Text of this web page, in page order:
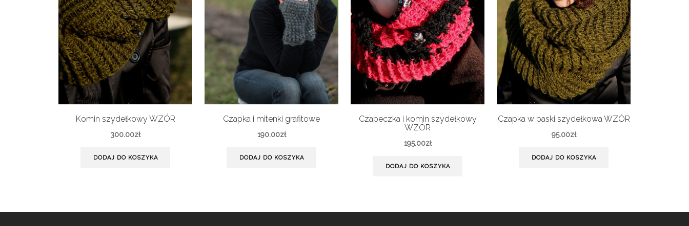
Komin szydełkowy WZÓR
300.00zł
DODAJ DO KOSZYKA
Czapka i mitenki grafitowe
190.00zł
DODAJ DO KOSZYKA
Czapeczka i komin szydełkowy
WZÓR
195.00zł
DODAJ DO KOSZYKA
Czapka w paski szydełkowa WZÓR
95.00zł
DODAJ DO KOSZYKA